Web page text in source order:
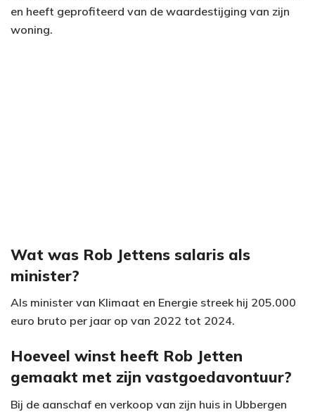
en heeft geprofiteerd van de waardestijging van zijn
woning.
Wat was Rob Jettens salaris als
minister?
Als minister van Klimaat en Energie streek hij 205.000
euro bruto per jaar op van 2022 tot 2024.
Hoeveel winst heeft Rob Jetten
gemaakt met zijn vastgoedavontuur?
Bij de aanschaf en verkoop van zijn huis in Ubbergen